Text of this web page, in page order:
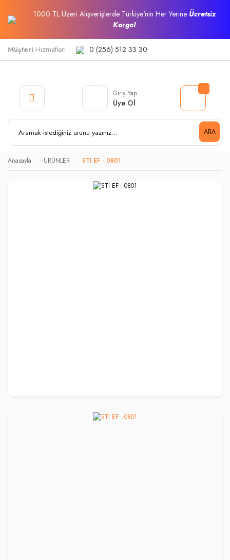
1000 TL Üzeri Alışverişlerde Türkiye'nin Her Yerine Ücretsiz
Kargo!
Müşteri Hizmetleri 0 (256) 512 33 30
ARA
Giriş Yap
Üye Ol
Anasayfa ÜRÜNLER STI EF - 0801